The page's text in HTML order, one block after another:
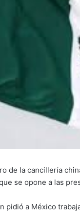
de la cancillería
se opone a las
pidió a México